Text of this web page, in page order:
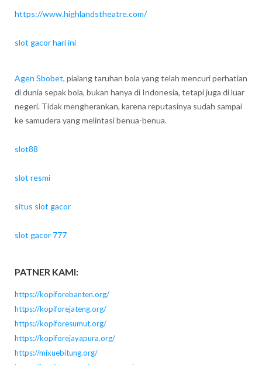
https://www.highlandstheatre.com/
slot gacor hari ini
Agen Sbobet, pialang taruhan bola yang telah mencuri perhatian
di dunia sepak bola, bukan hanya di Indonesia, tetapi juga di luar
negeri. Tidak mengherankan, karena reputasinya sudah sampai
ke samudera yang melintasi benua-benua.
slot88
slot resmi
situs slot gacor
slot gacor 777
PATNER KAMI:
https://kopiforebanten.org/
https://kopiforejateng.org/
https://kopiforesumut.org/
https://kopiforejayapura.org/
https://mixuebitung.org/